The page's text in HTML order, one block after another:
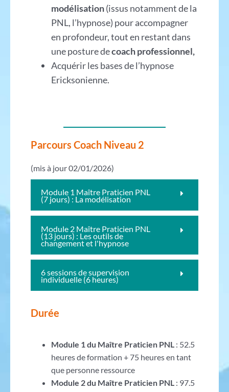
modélisation(issus notamment de la
PNL, l’hypnose) pour accompagner
en profondeur, tout en restant dans
une posture decoach professionnel,
Acquérir les bases de l’hypnose
Ericksonienne.
Parcours Coach Niveau 2
(mis à jour 02/01/2026)
Module 1 Maître Praticien PNL
(7 jours) : La modélisation
Module 2 Maître Praticien PNL
(13 jours) : Les outils de
changement et l'hypnose
6 sessions de supervision
individuelle (6 heures)
Durée
Module 1 du Maître Praticien PNL : 52.5
heures de formation + 75 heures en tant
que personne ressource
Module 2 du Maître Praticien PNL : 97.5